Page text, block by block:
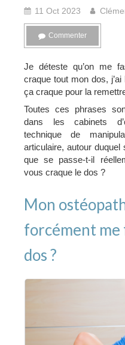
11 Oct 2023
Commenter
Je déteste qu’on me
craque tout mon dos,
ça craque pour la
Toutes ces phrases
dans les cabinets
technique de
articulaire, autour duquel
que se passe-t-il
vous craque le dos ?
Mon
forcément
dos ?